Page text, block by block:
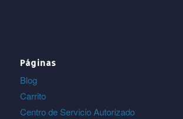
Páginas
Blog
Carrito
Centro de Servicio Autorizado